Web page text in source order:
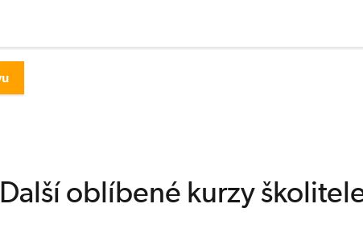
Další oblíbené kurzy